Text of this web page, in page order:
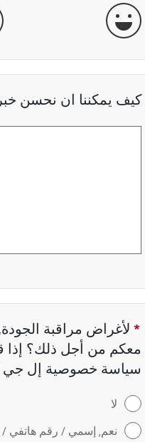
جيدة جداً
كيف يمكننا ان نحسن
* حقل مطلوب
لأغراض مراقبة
معكم من أجل ذلك؟
سياسة خصوصية إل
لا
نعم, إسمي / رقم هاتفي /